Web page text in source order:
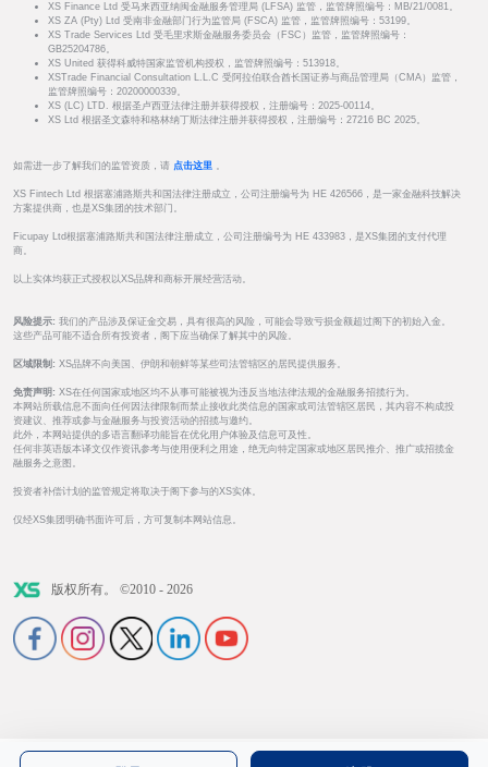
XS Finance Ltd 受马来西亚纳闽金融服务管理局 (LFSA) 监管，监管牌照编号：MB/21/0081。
XS ZA (Pty) Ltd 受南非金融部门行为监管局 (FSCA) 监管，监管牌照编号：53199。
XS Trade Services Ltd 受毛里求斯金融服务委员会（FSC）监管，监管牌照编号：
GB25204786。
XS United 获得科威特国家监管机构授权，监管牌照编号：513918。
XSTrade Financial Consultation L.L.C 受阿拉伯联合酋长国证券与商品管理局（CMA）监管，
监管牌照编号：20200000339。
XS (LC) LTD. 根据圣卢西亚法律注册并获得授权，注册编号：2025-00114。
XS Ltd 根据圣文森特和格林纳丁斯法律注册并获得授权，注册编号：27216 BC 2025。
如需进一步了解我们的监管资质，请 点击这里 。
XS Fintech Ltd 根据塞浦路斯共和国法律注册成立，公司注册编号为 HE 426566，是一家金融科技解决
方案提供商，也是XS集团的技术部门。
Ficupay Ltd根据塞浦路斯共和国法律注册成立，公司注册编号为 HE 433983，是XS集团的支付代理
商。
以上实体均获正式授权以XS品牌和商标开展经营活动。
风险提示: 我们的产品涉及保证金交易，具有很高的风险，可能会导致亏损金额超过阁下的初始入金。
这些产品可能不适合所有投资者，阁下应当确保了解其中的风险。
区域限制: XS品牌不向美国、伊朗和朝鲜等某些司法管辖区的居民提供服务。
免责声明: XS在任何国家或地区均不从事可能被视为违反当地法律法规的金融服务招揽行为。
本网站所载信息不面向任何因法律限制而禁止接收此类信息的国家或司法管辖区居民，其内容不构成投
资建议、推荐或参与金融服务与投资活动的招揽与邀约。
此外，本网站提供的多语言翻译功能旨在优化用户体验及信息可及性。
任何非英语版本译文仅作资讯参考与使用便利之用途，绝无向特定国家或地区居民推介、推广或招揽金
融服务之意图。
投资者补偿计划的监管规定将取决于阁下参与的XS实体。
仅经XS集团明确书面许可后，方可复制本网站信息。
版权所有。 ©2010 - 2026